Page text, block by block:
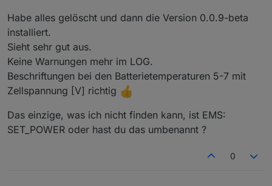
beschleunigen.
selten)
0.0.9-beta
(git-kick)
MODE and VALUE
EP: values are in a separate device now
Habe alles gelöscht und dann die Version 0.0.9-beta
installiert.
Sieht sehr gut aus.
Keine Warnungen mehr im LOG.
Beschriftungen bei den Batterietemperaturen 5-7 mit
Zellspannung [V] richtig
Das einzige, was ich nicht finden kann, ist EMS:
SET_POWER oder hast du das umbenannt ?
0